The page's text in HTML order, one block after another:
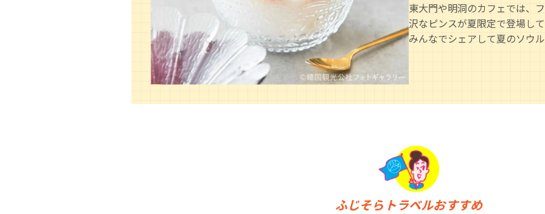
東大門や明洞のカフェでは、
沢なピンスが夏限定で登場し
みんなでシェアして夏のソウ
ふじそらトラベルおすすめ